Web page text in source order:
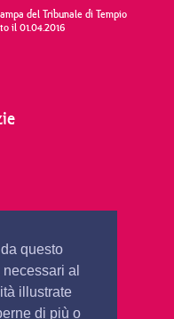
questo
al
illustrate
di più o
del Tribunale di Tempio
il 01.04.2016